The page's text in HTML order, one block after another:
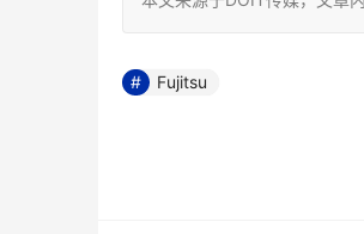
Fujitsu